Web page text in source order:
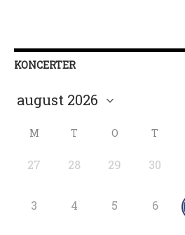
KONCERTER
M T O T
27 28 29 30
3 4 5 6